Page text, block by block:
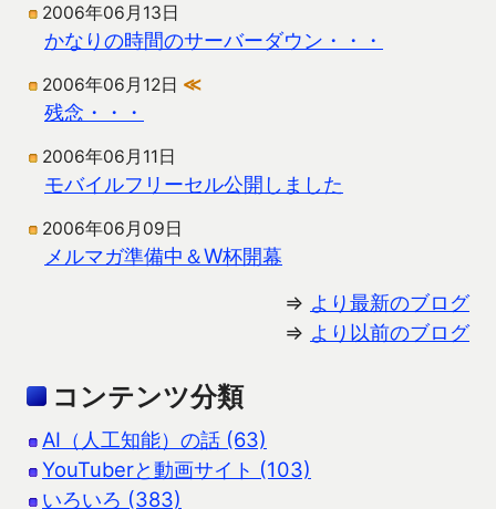
2006年06月13日
かなりの時間のサーバーダウン・・・
2006年06月12日 ≪
残念・・・
2006年06月11日
モバイルフリーセル公開しました
2006年06月09日
メルマガ準備中＆W杯開幕
⇒ より最新のブログ
⇒ より以前のブログ
コンテンツ分類
AI（人工知能）の話 (63)
YouTuberと動画サイト (103)
いろいろ (383)